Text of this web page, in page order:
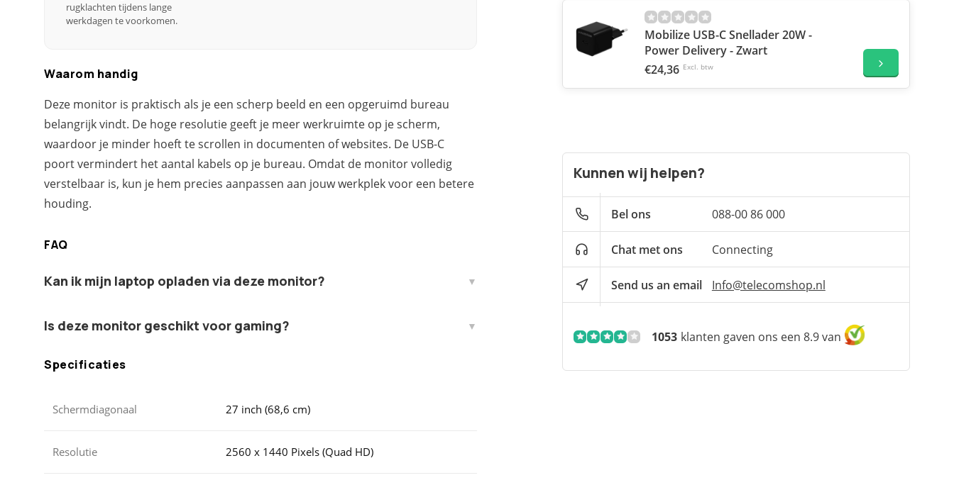
rugklachten tijdens lange
werkdagen te voorkomen.
Waarom handig
Deze monitor is praktisch als je een scherp beeld en een opgeruimd bureau
belangrijk vindt. De hoge resolutie geeft je meer werkruimte op je scherm,
waardoor je minder hoeft te scrollen in documenten of websites. De USB-C
poort vermindert het aantal kabels op je bureau. Omdat de monitor volledig
verstelbaar is, kun je hem precies aanpassen aan jouw werkplek voor een betere
houding.
FAQ
Kan ik mijn laptop opladen via deze monitor?
Is deze monitor geschikt voor gaming?
Specificaties
Schermdiagonaal 27 inch (68,6 cm)
Resolutie 2560 x 1440 Pixels (Quad HD)
Mobilize USB-C Snellader 20W -
Power Delivery - Zwart
€24,36 Excl. btw
Kunnen wij helpen?
Bel ons 088-00 86 000
Chat met ons Connecting
Send us an email Info@telecomshop.nl
1053 klanten gaven ons een 8.9 van